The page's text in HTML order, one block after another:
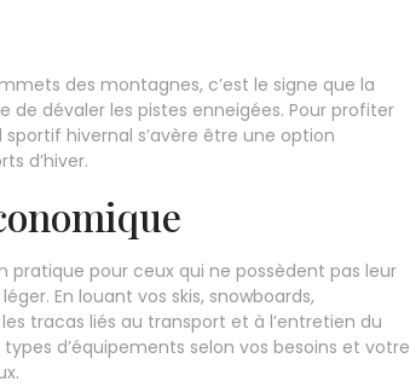
des montagnes, c’est le signe que la
de dévaler les pistes enneigées. Pour profiter
hivernal s’avère être une option
d’hiver.
pour ceux qui ne possèdent pas leur
En louant vos skis, snowboards,
tracas liés au transport et à l’entretien du
d’équipements selon vos besoins et votre